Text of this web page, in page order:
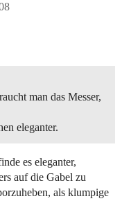
man das Messer,
eleganter.
es eleganter,
auf die Gabel zu
als klumpige